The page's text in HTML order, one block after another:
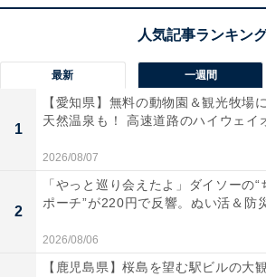
最新 一週間
1
【愛知県】無料の動物園＆観光牧場
天然温泉も！ 高速道路のハイウェイ
2026/08/07
2
「やっと巡り会えたよ」ダイソーの“
ポーチ”が220円で反響。ぬい活＆防
2026/08/06
【鹿児島県】桜島を望む駅ビルの大